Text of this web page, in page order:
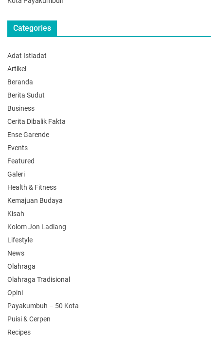
Categories
Adat Istiadat
Artikel
Beranda
Berita Sudut
Business
Cerita Dibalik Fakta
Ense Garende
Events
Featured
Galeri
Health & Fitness
Kemajuan Budaya
Kisah
Kolom Jon Ladiang
Lifestyle
News
Olahraga
Olahraga Tradisional
Opini
Payakumbuh – 50 Kota
Puisi & Cerpen
Recipes